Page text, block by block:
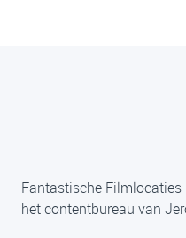
Fantastische
het contentbureau van